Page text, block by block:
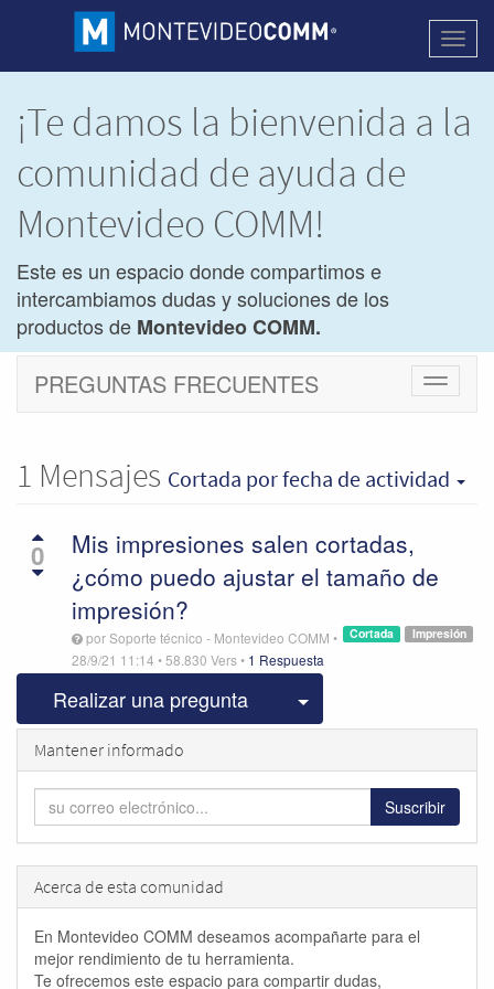
¡Te damos la bienvenida a la
comunidad de ayuda de
Montevideo COMM!
Este es un espacio donde compartimos e
intercambiamos dudas y soluciones de los
productos de Montevideo COMM.
Cambiar
PREGUNTAS FRECUENTES
1 Mensajes Cortada por fecha de actividad
0
Mis impresiones salen cortadas,
¿cómo puedo ajustar el tamaño de
impresión?
Impresión
Cortada
porSoporte técnico - Montevideo COMM •
28/9/21 11:14 • 58.830 Vers• 1 Respuesta
Realizar una pregunta Seleccionar
Mantener informado
Suscribir
Acerca de esta comunidad
En Montevideo COMM deseamos acompañarte para el
mejor rendimiento de tu herramienta.
Te ofrecemos este espacio para compartir dudas,